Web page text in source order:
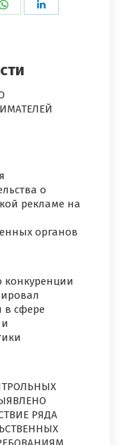
Поделиться
о
рекламе на
органов
конкуренции
в сфере
РЯДА